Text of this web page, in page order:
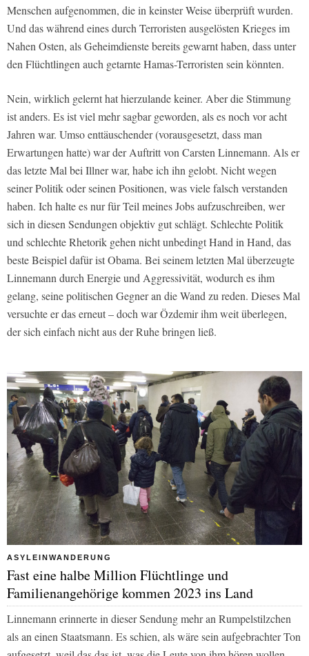
Menschen aufgenommen, die in keinster Weise überprüft wurden.
Und das während eines durch Terroristen ausgelösten Krieges im
Nahen Osten, als Geheimdienste bereits gewarnt haben, dass unter
den Flüchtlingen auch getarnte Hamas-Terroristen sein könnten.
Nein, wirklich gelernt hat hierzulande keiner. Aber die Stimmung
ist anders. Es ist viel mehr sagbar geworden, als es noch vor acht
Jahren war. Umso enttäuschender (vorausgesetzt, dass man
Erwartungen hatte) war der Auftritt von Carsten Linnemann. Als er
das letzte Mal bei Illner war, habe ich ihn gelobt. Nicht wegen
seiner Politik oder seinen Positionen, was viele falsch verstanden
haben. Ich halte es nur für Teil meines Jobs aufzuschreiben, wer
sich in diesen Sendungen objektiv gut schlägt. Schlechte Politik
und schlechte Rhetorik gehen nicht unbedingt Hand in Hand, das
beste Beispiel dafür ist Obama. Bei seinem letzten Mal überzeugte
Linnemann durch Energie und Aggressivität, wodurch es ihm
gelang, seine politischen Gegner an die Wand zu reden. Dieses Mal
versuchte er das erneut – doch war Özdemir ihm weit überlegen,
der sich einfach nicht aus der Ruhe bringen ließ.
ASYLEINWANDERUNG
Fast eine halbe Million Flüchtlinge und
Familienangehörige kommen 2023 ins Land
Linnemann erinnerte in dieser Sendung mehr an Rumpelstilzchen
als an einen Staatsmann. Es schien, als wäre sein aufgebrachter Ton